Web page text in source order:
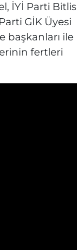
İYİ Parti Bitlis
GİK Üyesi
başkanları ile
fertleri